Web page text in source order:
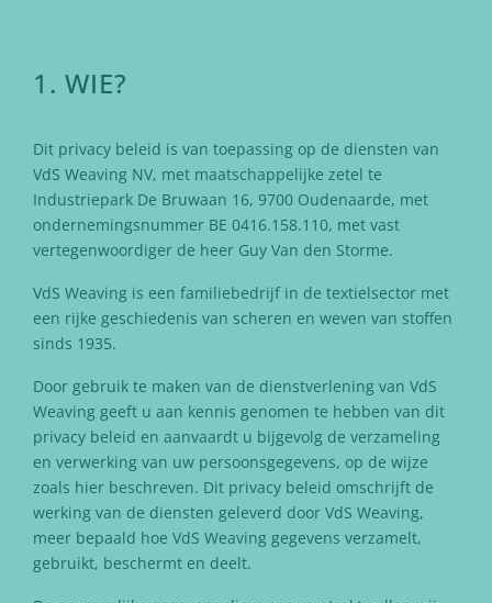
1. WIE?
Dit privacy beleid is van toepassing op de diensten van
VdS Weaving NV, met maatschappelijke zetel te
Industriepark De Bruwaan 16, 9700 Oudenaarde, met
ondernemingsnummer BE 0416.158.110, met vast
vertegenwoordiger de heer Guy Van den Storme.
VdS Weaving is een familiebedrijf in de textielsector met
een rijke geschiedenis van scheren en weven van stoffen
sinds 1935.
Door gebruik te maken van de dienstverlening van VdS
Weaving geeft u aan kennis genomen te hebben van dit
privacy beleid en aanvaardt u bijgevolg de verzameling
en verwerking van uw persoonsgegevens, op de wijze
zoals hier beschreven. Dit privacy beleid omschrijft de
werking van de diensten geleverd door VdS Weaving,
meer bepaald hoe VdS Weaving gegevens verzamelt,
gebruikt, beschermt en deelt.